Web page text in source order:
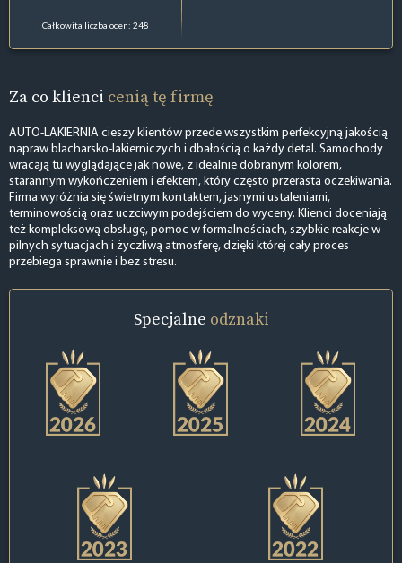
Całkowita liczba ocen: 248
Za co klienci cenią tę firmę
AUTO-LAKIERNIA cieszy klientów przede wszystkim perfekcyjną jakością
napraw blacharsko-lakierniczych i dbałością o każdy detal. Samochody
wracają tu wyglądające jak nowe, z idealnie dobranym kolorem,
starannym wykończeniem i efektem, który często przerasta oczekiwania.
Firma wyróżnia się świetnym kontaktem, jasnymi ustaleniami,
terminowością oraz uczciwym podejściem do wyceny. Klienci doceniają
też kompleksową obsługę, pomoc w formalnościach, szybkie reakcje w
pilnych sytuacjach i życzliwą atmosferę, dzięki której cały proces
przebiega sprawnie i bez stresu.
Specjalne odznaki